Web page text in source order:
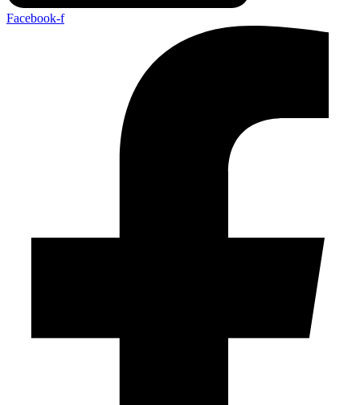
Facebook-f